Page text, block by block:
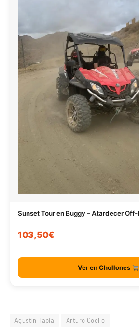
Sunset Tour en Buggy – Atardecer
103,50€
Ver en Chollones
Agustín Tapia Arturo Coello